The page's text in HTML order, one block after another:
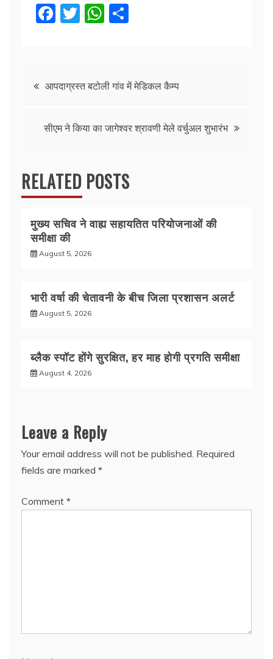
F
b
o
T
W
A
p
Postआपदाग्रस्त बटोली गांव में मेडिकल कैम्प
सीएम ने किया का जागेश्वर श्रावणी मेले वर्चुअल शुभारंभ
RELATED POSTS
मुख्य सचिव ने वाह्य सहायतित परियोजनाओं की
समीक्षा की
August 5, 2026
भारी वर्षा की चेतावनी के बीच जिला प्रशासन अलर्ट
August 5, 2026
ब्लैक स्पॉट होंगे सुरक्षित, हर माह होगी प्रगति समीक्षा
August 4, 2026
Leave a Reply
Your email address will not be published. Required
fields are marked *
Comment *